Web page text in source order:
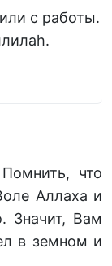
с работы.
что
Аллаха и
Значит, Вам
в земном и